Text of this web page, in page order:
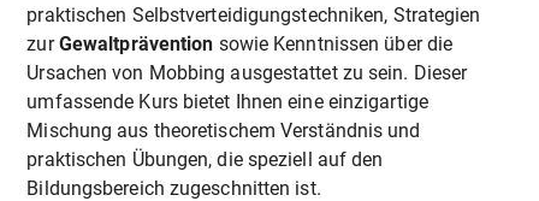
praktischen Selbstverteidigungstechniken, Strategien
zurGewaltprävention sowie Kenntnissen über die
Ursachen von Mobbing ausgestattet zu sein. Dieser
umfassende Kurs bietet Ihnen eine einzigartige
Mischung aus theoretischem Verständnis und
praktischen Übungen, die speziell auf den
Bildungsbereich zugeschnitten ist.